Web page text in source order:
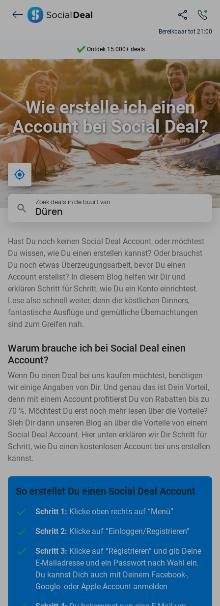
Bereikbaar tot 21:00
Ontdek 15.000+ deals
7 dagen per week beschikbaar
10+ miljoen leden
9,4
Ontdek 15.000+ deals
Wie erstelle ich einen
Account bei Social Deal?
Bij mij in de buurt
Zoek deals in de buurt van
Düren
Hast Du noch keinen Social Deal Account, oder möchtest
Du wissen, wie Du einen erstellen kannst? Oder brauchst
Du noch etwas Überzeugungsarbeit, bevor Du einen
Account erstellst? In diesem Blog helfen wir Dir und
erklären Schritt für Schritt, wie Du ein Konto einrichtest.
Lese also schnell weiter, denn die köstlichen Dinners,
fantastische Ausflüge und gemütliche Übernachtungen
sind zum Greifen nah.
Warum brauche ich bei Social Deal einen
Account?
Wenn Du einen Deal bei uns kaufen möchtest, benötigen
wir einige Angaben von Dir. Und genau das ist Dein Vorteil,
denn mit einem Account profitierst Du von Rabatten bis zu
70 %. Möchtest Du erst noch mehr lesen über die Vorteile?
Sieh Dir dann unseren Blog an über die Vorteile von einem
Social Deal Account. Hier unten erklären wir Dir Schritt für
Schritt, wie Du einen kostenlosen Account bei uns erstellen
kannst.
So erstellst Du einen Social Deal Account
Schritt 1: Klicke oben rechts auf “Menü”
Schritt 2: Klicke auf “Einloggen/Registrieren”
Schritt 3: Klicke auf “Registrieren” und gib Deine
E-Mailadresse und ein Passwort nach Wahl ein.
Du kannst Dich auch mit Deinem Facebook-,
Google- oder Apple-Account anmelden